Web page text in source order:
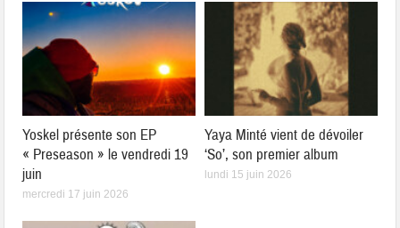
Yoskel présente son EP
« Preseason » le vendredi 19
juin
mercredi 17 juin 2026
Yaya Minté vient de dévoiler
‘So’, son premier album
lundi 15 juin 2026